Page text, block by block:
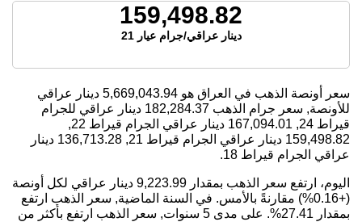
159,498.82
دينار عراقي/جرام عيار 21
سعر أونصة الذهب في العراق هو 5,669,043.94 دينار عراقي
للأونصة, سعر جرام الذهب 182,284.37 دينار عراقي للجرام
قيراط 24,
167,094.01 دينار عراقي الجرام قيراط 22,
159,498.82 دينار عراقي الجرام قيراط 21, 136,713.28 دينار
عراقي الجرام قيراط 18.
اليوم، ارتفع سعر الذهب بمقدار 9,223.99 دينار عراقي لكل أونصة
(+0.16%) مقارنةً بالأمس. في السنة الماضية, سعر الذهب ارتفع
بمقدار 27.41%. على مدى 5 سنوات, سعر الذهب ارتفع بأكثر من